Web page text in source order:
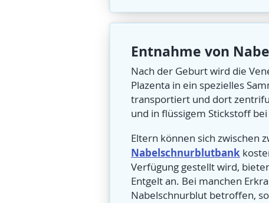
Entnahme von
Nach der Geburt wird die
Plazenta in ein spezielles
transportiert und dort
und in flüssigem Stickstoff bei
Eltern können sich zwischen
Nabelschnurblutbank
Verfügung gestellt wird,
Entgelt an. Bei manchen
Nabelschnurblut betroffen,